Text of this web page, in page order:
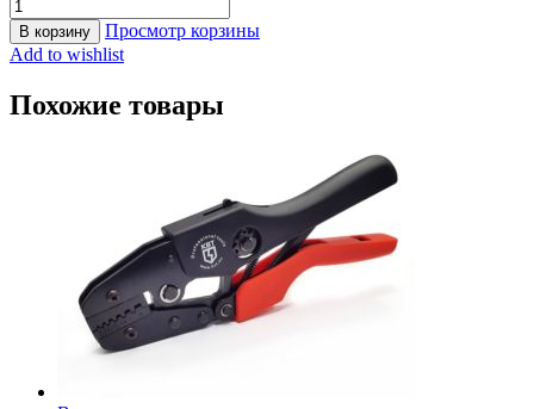
В корзину
Просмотр корзины
Add to wishlist
Похожие товары